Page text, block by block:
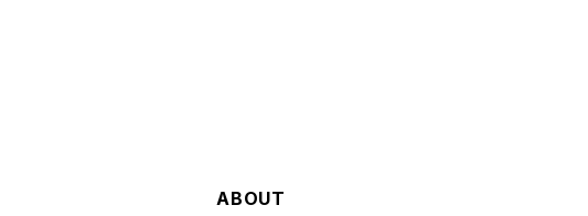
ABOUT